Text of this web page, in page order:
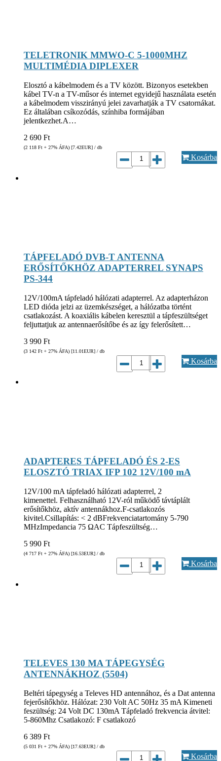
TELETRONIK MMWO-C 5-1000MHZ
MULTIMÉDIA DIPLEXER
Elosztó a kábelmodem és a TV között. Bizonyos esetekben
kábel TV-n a TV-műsor és internet egyidejű használata esetén
a kábelmodem visszirányú jelei zavarhatják a TV csatornákat.
Ez általában csíkozódás, színhiba formájában
jelentkezhet.A…
2 690 Ft
(2 118 Ft + 27% ÁFA) [7.42EUR] / db
Kosárba
TÁPFELADÓ DVB-T ANTENNA
ERŐSÍTŐKHÖZ ADAPTERREL SYNAPS
PS-344
12V/100mA tápfeladó hálózati adapterrel. Az adapterházon
LED dióda jelzi az üzemkészséget, a hálózatba történt
csatlakozást. A koaxiális kábelen keresztül a tápfeszültséget
feljuttatjuk az antennaerősítőbe és az így felerősített…
3 990 Ft
(3 142 Ft + 27% ÁFA) [11.01EUR] / db
Kosárba
ADAPTERES TÁPFELADÓ ÉS 2-ES
ELOSZTÓ TRIAX IFP 102 12V/100 mA
12V/100 mA tápfeladó hálózati adapterrel, 2
kimenettel. Felhasználható 12V-ról működő távtáplált
erősítőkhöz, aktív antennákhoz.F-csatlakozós
kivitel.Csillapítás: < 2 dBFrekvenciatartomány 5-790
MHzImpedancia 75 ΩAC Tápfeszültség…
5 990 Ft
(4 717 Ft + 27% ÁFA) [16.53EUR] / db
Kosárba
TELEVES 130 MA TÁPEGYSÉG
ANTENNÁKHOZ (5504)
Beltéri tápegység a Televes HD antennához, és a Dat antenna
fejerősítőkhöz. Hálózat: 230 Volt AC 50Hz 35 mA Kimeneti
feszültség: 24 Volt DC 130mA Tápfeladó frekvencia átvitel:
5-860Mhz Csatlakozó: F csatlakozó
6 389 Ft
(5 031 Ft + 27% ÁFA) [17.63EUR] / db
Kosárba